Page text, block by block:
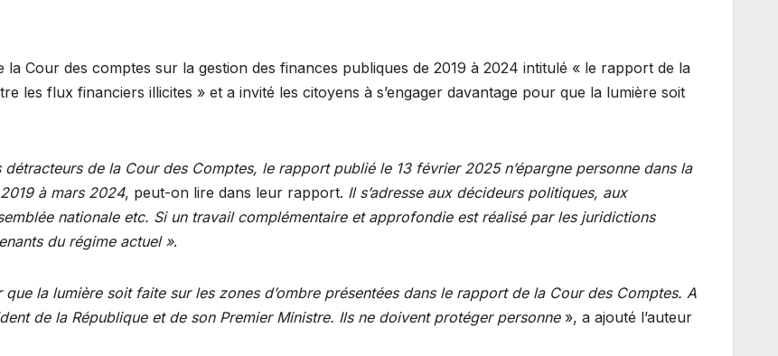
Cour des comptes sur la gestion des finances publiques de 2019 à 2024 intitulé « le rapport de la
les flux financiers illicites » et a invité les citoyens à s’engager davantage pour que la lumière soit
de la Cour des Comptes, le rapport publié le 13 février 2025 n’épargne personne dans la
à mars 2024, peut-on lire dans leur rapport. Il s’adresse aux décideurs politiques, aux
nationale etc. Si un travail complémentaire et approfondie est réalisé par les juridictions
du régime actuel ».
la lumière soit faite sur les zones d’ombre présentées dans le rapport de la Cour des Comptes. A
de la République et de son Premier Ministre. Ils ne doivent protéger personne», a ajouté l’auteur